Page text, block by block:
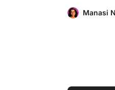
Manasi